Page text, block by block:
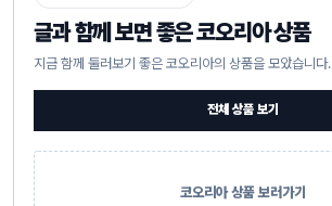
글과 함께 보면 좋은 코오리아 상품
지금 함께 둘러보기 좋은 코오리아의 상품을 모았습니다.
전체 상품 보기
코오리아 상품 보러가기